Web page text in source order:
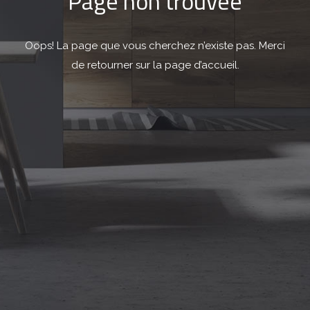
Oops! La page que vous cherchez n’existe pas. Merci
de retourner sur la page d’accueil.